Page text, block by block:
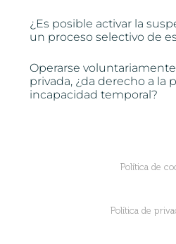
¿Es posible activar la
un proceso selectivo de
Operarse
privada, ¿da derecho a la
incapacidad temporal?
Política de
Política de